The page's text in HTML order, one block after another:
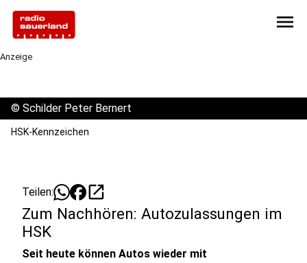
menu
Anzeige
© Schilder Peter Bernert
HSK-Kennzeichen
Teilen: open_in_new
Zum Nachhören: Autozulassungen im
HSK
Seit heute können Autos wieder mit